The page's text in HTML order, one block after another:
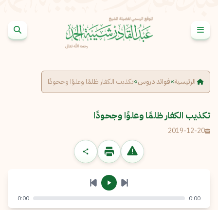
الرئيسية»فوائد دروس»تكذيب الكفار ظلمًا وعلوًا وجحودًا
تكذيب الكفار ظلمًا وعلوًا وجحودًا
2019-12-20
الإبلاغ عن مشكلة
الرسالة
0:00
0:00